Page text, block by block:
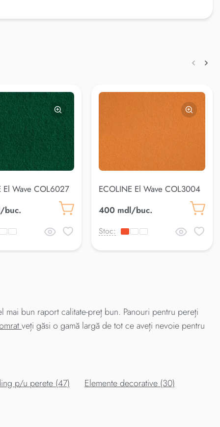
El Wave COL6027
buc.
ECOLINE El Wave COL3004
400 mdl/buc.
Stoc:
bun raport calitate-preț bun. Panouri pentru pereți
veți găsi o gamă largă de tot ce aveți nevoie pentru
p/u perete (47)
Elemente decorative (30)